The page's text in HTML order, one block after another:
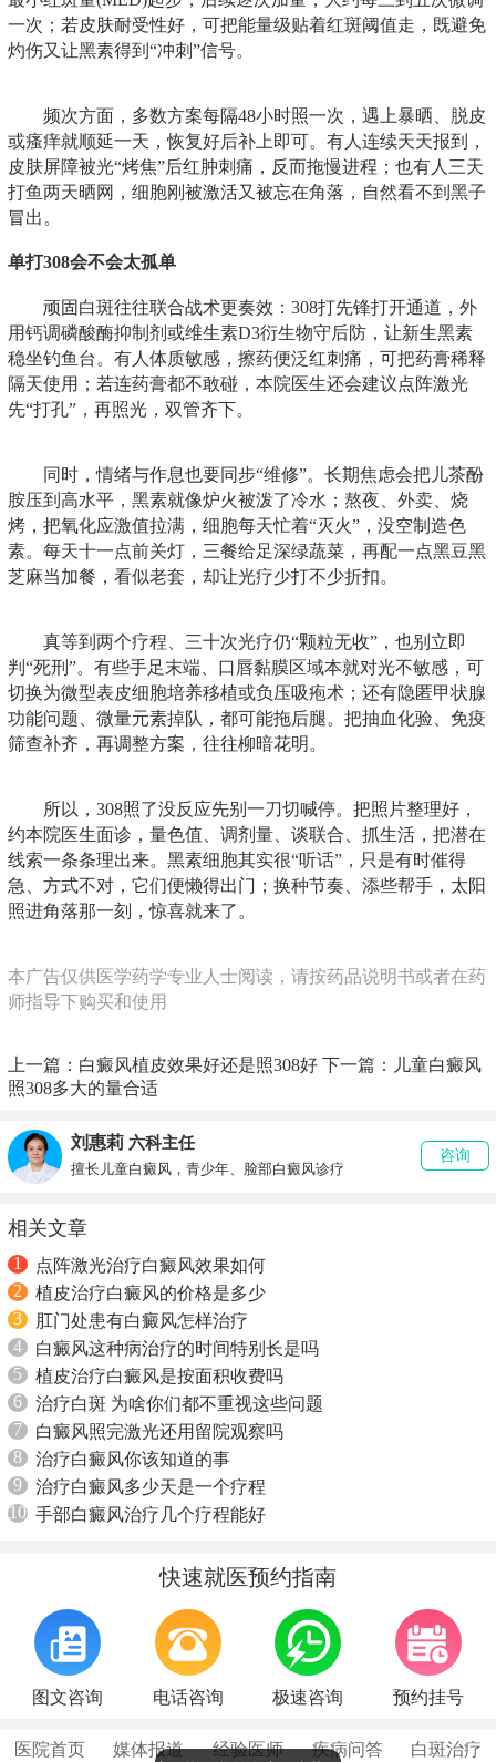
一次；若皮肤耐受性好，可把能量级贴着红斑阈值走，既避免
灼伤又让黑素得到“冲刺”信号。
频次方面，多数方案每隔48小时照一次，遇上暴晒、脱皮
或瘙痒就顺延一天，恢复好后补上即可。有人连续天天报到，
皮肤屏障被光“烤焦”后红肿刺痛，反而拖慢进程；也有人三天
打鱼两天晒网，细胞刚被激活又被忘在角落，自然看不到黑子
冒出。
单打308会不会太孤单
顽固白斑往往联合战术更奏效：308打先锋打开通道，外
用钙调磷酸酶抑制剂或维生素D3衍生物守后防，让新生黑素
稳坐钓鱼台。有人体质敏感，擦药便泛红刺痛，可把药膏稀释
隔天使用；若连药膏都不敢碰，本院医生还会建议点阵激光
先“打孔”，再照光，双管齐下。
同时，情绪与作息也要同步“维修”。长期焦虑会把儿茶酚
胺压到高水平，黑素就像炉火被泼了冷水；熬夜、外卖、烧
烤，把氧化应激值拉满，细胞每天忙着“灭火”，没空制造色
素。每天十一点前关灯，三餐给足深绿蔬菜，再配一点黑豆黑
芝麻当加餐，看似老套，却让光疗少打不少折扣。
真等到两个疗程、三十次光疗仍“颗粒无收”，也别立即
判“死刑”。有些手足末端、口唇黏膜区域本就对光不敏感，可
切换为微型表皮细胞培养移植或负压吸疱术；还有隐匿甲状腺
功能问题、微量元素掉队，都可能拖后腿。把抽血化验、免疫
筛查补齐，再调整方案，往往柳暗花明。
所以，308照了没反应先别一刀切喊停。把照片整理好，
约本院医生面诊，量色值、调剂量、谈联合、抓生活，把潜在
线索一条条理出来。黑素细胞其实很“听话”，只是有时催得
急、方式不对，它们便懒得出门；换种节奏、添些帮手，太阳
照进角落那一刻，惊喜就来了。
本广告仅供医学药学专业人士阅读，请按药品说明书或者在药
师指导下购买和使用
上一篇： 白癜风植皮效果好还是照308好 下一篇：
儿童白癜风
照308多大的量合适
刘惠莉 六科主任
擅长儿童白癜风，青少年、脸部白癜风诊疗
咨询
相关文章
1
点阵激光治疗白癜风效果如何
2
植皮治疗白癜风的价格是多少
3
肛门处患有白癜风怎样治疗
4
白癜风这种病治疗的时间特别长是吗
5
植皮治疗白癜风是按面积收费吗
6
治疗白斑 为啥你们都不重视这些问题
7
白癜风照完激光还用留院观察吗
8
治疗白癜风你该知道的事
9
治疗白癜风多少天是一个疗程
10 手部白癜风治疗几个疗程能好
快速就医预约指南
图文咨询 电话咨询 极速咨询 预约挂号
医院首页 媒体报道 经验医师 疾病问答 白斑治疗